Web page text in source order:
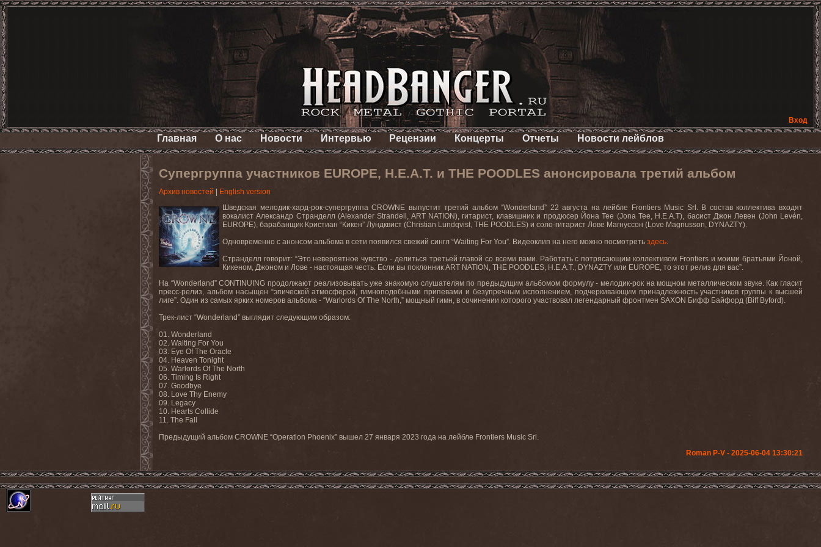
Вход
Главная О нас Новости Интервью Рецензии Концерты Отчеты Новости лейблов
Супергруппа участников EUROPE, H.E.A.T. и THE POODLES анонсировала третий альбом
Архив новостей
English version
Шведская мелодик-хард-рок-супергруппа CROWNE выпустит третий альбом “Wonderland” 22 августа на лейбле Frontiers Music Srl. В состав коллектива входят
вокалист Александр Странделл (Alexander Strandell, ART NATION), гитарист, клавишник и продюсер Йона Тее (Jona Tee, H.E.A.T), басист Джон Левен (John Levén,
EUROPE), барабанщик Кристиан “Кикен” Лундквист (Christian Lundqvist, THE POODLES) и соло-гитарист Лове Магнуссон (Love Magnusson, DYNAZTY).
Одновременно с анонсом альбома в сети появился свежий сингл “Waiting For You”. Видеоклип на него можно посмотреть здесь.
Странделл говорит: “Это невероятное чувство - делиться третьей главой со всеми вами. Работать с потрясающим коллективом Frontiers и моими братьями Йоной,
Кикеном, Джоном и Лове - настоящая честь. Если вы поклонник ART NATION, THE POODLES, H.E.A.T., DYNAZTY или EUROPE, то этот релиз для вас”.
На “Wonderland” CONTINUING продолжают реализовывать уже знакомую слушателям по предыдущим альбомом формулу - мелодик-рок на мощном металлическом звуке. Как гласит
пресс-релиз, альбом насыщен “эпической атмосферой, гимноподобными припевами и безупречным исполнением, подчеркивающим принадлежность участников группы к высшей
лиге”. Один из самых ярких номеров альбома - “Warlords Of The North,” мощный гимн, в сочинении которого участвовал легендарный фронтмен SAXON Бифф Байфорд (Biff Byford).
Трек-лист “Wonderland” выглядит следующим образом:
01. Wonderland
02. Waiting For You
03. Eye Of The Oracle
04. Heaven Tonight
05. Warlords Of The North
06. Timing Is Right
07. Goodbye
08. Love Thy Enemy
09. Legacy
10. Hearts Collide
11. The Fall
Предыдущий альбом CROWNE “Operation Phoenix” вышел 27 января 2023 года на лейбле Frontiers Music Srl.
Roman P-V - 2025-06-04 13:30:21